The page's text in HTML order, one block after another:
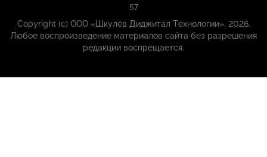
57
Copyright (с) ООО «Шкулёв Диджитал Технологии», 2026.
Любое воспроизведение материалов сайта без разрешения
редакции воспрещается.